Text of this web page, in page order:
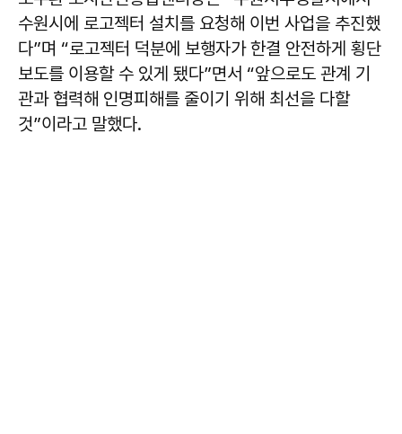
수원시에 로고젝터 설치를 요청해 이번 사업을 추진했
다”며 “로고젝터 덕분에 보행자가 한결 안전하게 횡단
보도를 이용할 수 있게 됐다”면서 “앞으로도 관계 기
관과 협력해 인명피해를 줄이기 위해 최선을 다할
것”이라고 말했다.